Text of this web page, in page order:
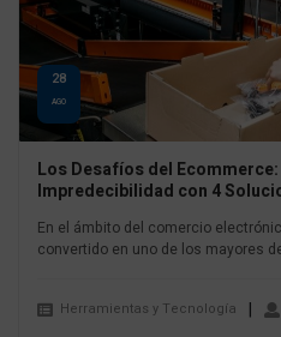
28
AGO
Los Desafíos del
Impredecibilidad con 4
En el ámbito del comercio
convertido en uno de los mayores
Herramientas y Tecnología